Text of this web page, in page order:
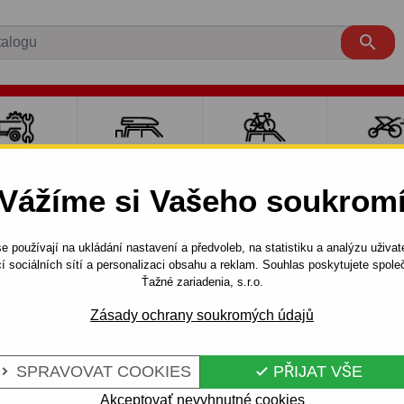
si Vašeho
používají na ukládání nastavení a předvoleb, na statistiku a analýzu
sociálních sítí a personalizaci obsahu a reklam. Souhlas poskytujete
Ťažné zariadenia, s.r.o.
Zásady ochrany soukromých údajů
SPRAVOVAT COOKIES  PŘIJAT VŠE
Akceptovať nevyhnutné cookies

VAN
1998 - 2004
- odnímatelný bajonetový systém - od 1998 do 2004
MULTIPLA
Tažné zařízení s
typ: MULTIPLA, typ